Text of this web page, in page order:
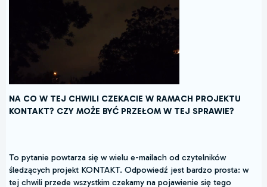
NA CO W TEJ CHWILI CZEKACIE W RAMACH PROJEKTU
KONTAKT? CZY MOŻE BYĆ PRZEŁOM W TEJ SPRAWIE?
To pytanie powtarza się w wielu e-mailach od czytelników
śledzących projekt KONTAKT. Odpowiedź jest bardzo prosta: w
tej chwili przede wszystkim czekamy na pojawienie się tego